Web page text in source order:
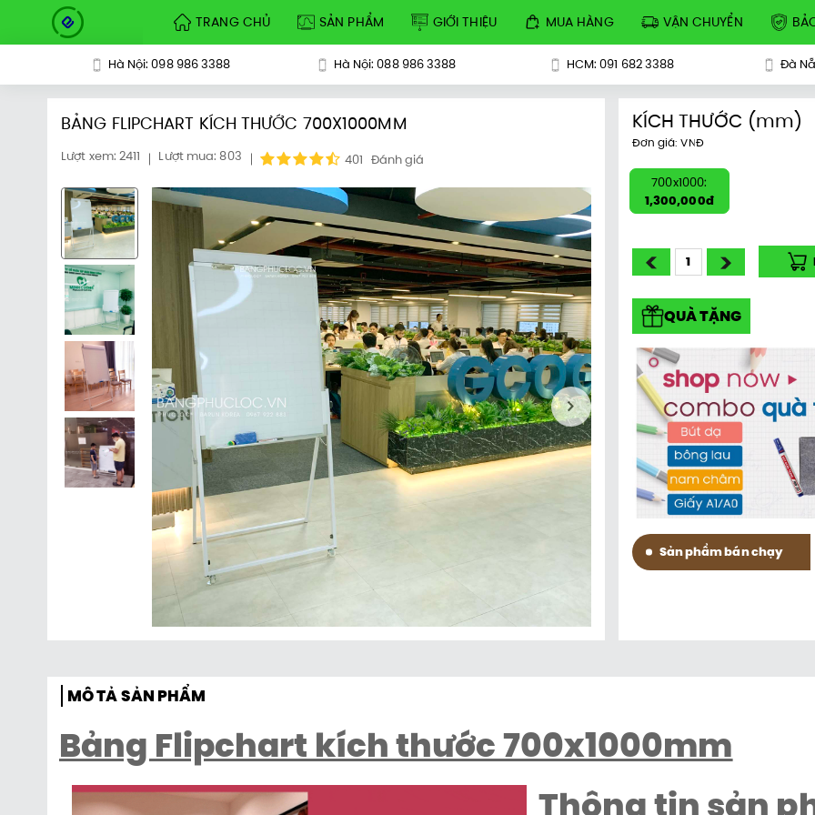
TRANG CHỦ SẢN PHẨM GIỚI THIỆU MUA HÀNG VẬN CHUYỂN
Hà Nội: 098 986 3388 Hà Nội: 088 986 3388 HCM: 091 682 3388 Đà
BẢNG FLIPCHART KÍCH THƯỚC 700X1000MM
Lượt xem: 2411 Lượt mua: 803 401 Đánh giá
KÍCH THƯỚC (mm)
Đơn giá: VNĐ
700x1000:
1,300,000đ
QUÀ TẶNG
Sản phẩm bán chạy
MÔ TẢ SẢN PHẨM
Bảng Flipchart kích thước 700x1000mm
Thông tin sản